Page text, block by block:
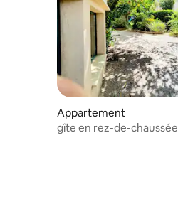
Appartement
gîte en rez-de-chaussée